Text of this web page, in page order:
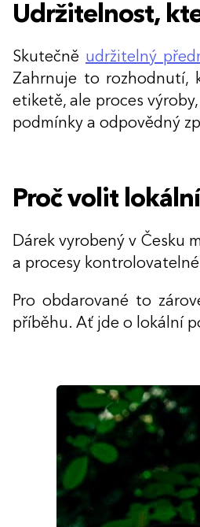
Udržitelnost,
Skutečně udržitelný
Zahrnuje to rozhodnutí,
etiketě, ale proces
podmínky a odpovědný
Proč volit
Dárek vyrobený v Česku
a procesy
Pro obdarované to
příběhu. Ať jde o lokální